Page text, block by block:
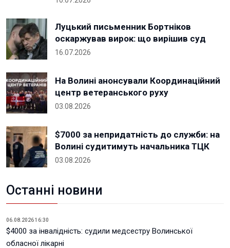
Луцький письменник Бортніков
оскаржував вирок: що вирішив суд
16.07.2026
На Волині анонсували Координаційний
центр ветеранського руху
03.08.2026
$7000 за непридатність до служби: на
Волині судитимуть начальника ТЦК
03.08.2026
Останні новини
06.08.2026 16:30
$4000 за інвалідність: судили медсестру Волинської
обласної лікарні